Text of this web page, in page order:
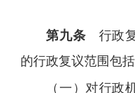
第九条 行政
的行政复议范围包
（一）对行政